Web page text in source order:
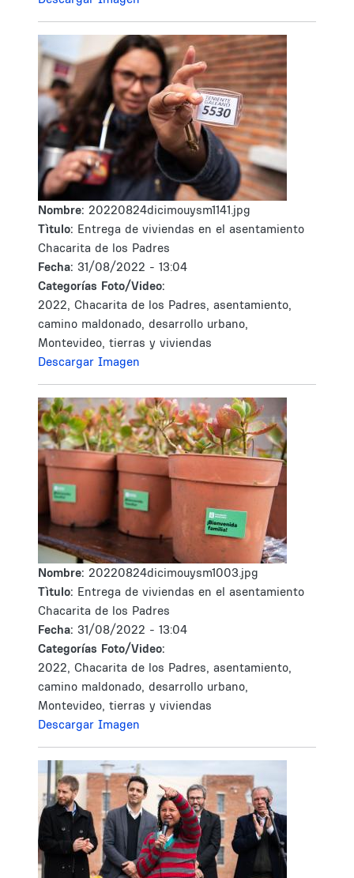
Nombre: 20220824dicimouysm1141.jpg
Tìtulo: Entrega de viviendas en el asentamiento
Chacarita de los Padres
Fecha: 31/08/2022 - 13:04
Categorías Foto/Video:
2022, Chacarita de los Padres, asentamiento,
camino maldonado, desarrollo urbano,
Montevideo, tierras y viviendas
Descargar Imagen
Nombre: 20220824dicimouysm1003.jpg
Tìtulo: Entrega de viviendas en el asentamiento
Chacarita de los Padres
Fecha: 31/08/2022 - 13:04
Categorías Foto/Video:
2022, Chacarita de los Padres, asentamiento,
camino maldonado, desarrollo urbano,
Montevideo, tierras y viviendas
Descargar Imagen